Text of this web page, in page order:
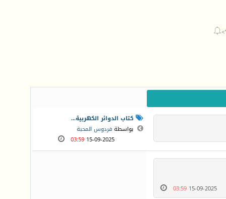

كتاب الدوائر الكهربية...
بواسطةفردوس المحبة
15-09-2025
03:59
15-09-2025
03:59